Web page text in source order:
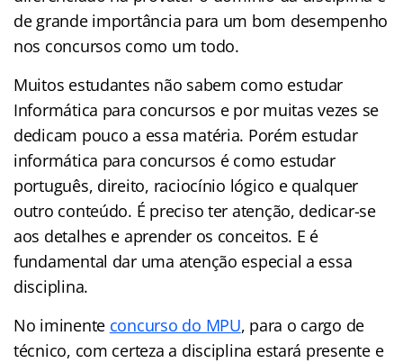
de grande importância para um bom desempenho
nos concursos como um todo.
Muitos estudantes não sabem como estudar
Informática para concursos e por muitas vezes se
dedicam pouco a essa matéria. Porém estudar
informática para concursos é como estudar
português, direito, raciocínio lógico e qualquer
outro conteúdo. É preciso ter atenção, dedicar-se
aos detalhes e aprender os conceitos. E é
fundamental dar uma atenção especial a essa
disciplina.
No iminente concurso do MPU, para o cargo de
técnico, com certeza a disciplina estará presente e